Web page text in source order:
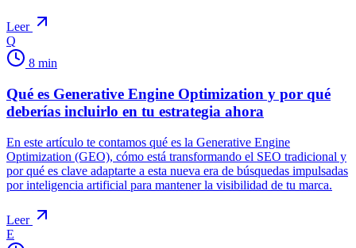
Leer
Q
8 min
Qué es Generative Engine Optimization y por qué
deberías incluirlo en tu estrategia ahora
En este artículo te contamos qué es la Generative Engine
Optimization (GEO), cómo está transformando el SEO tradicional y
por qué es clave adaptarte a esta nueva era de búsquedas impulsadas
por inteligencia artificial para mantener la visibilidad de tu marca.
Leer
E